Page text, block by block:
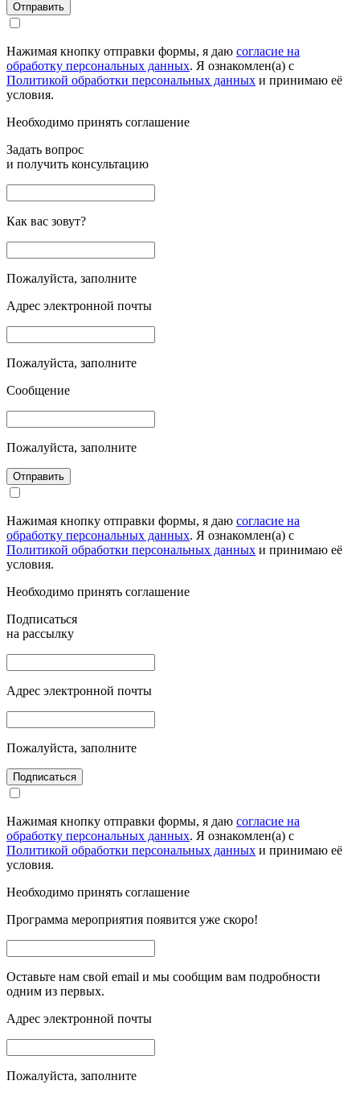
Отправить
Нажимая кнопку отправки формы, я даю согласие на
обработку персональных данных. Я ознакомлен(а) с
Политикой обработки персональных данных и принимаю её
условия.
Необходимо принять соглашение
Задать вопрос
и получить консультацию
Как вас зовут?
Пожалуйста, заполните
Адрес электронной почты
Пожалуйста, заполните
Сообщение
Пожалуйста, заполните
Отправить
Нажимая кнопку отправки формы, я даю согласие на
обработку персональных данных. Я ознакомлен(а) с
Политикой обработки персональных данных и принимаю её
условия.
Необходимо принять соглашение
Подписаться
на рассылку
Адрес электронной почты
Пожалуйста, заполните
Подписаться
Нажимая кнопку отправки формы, я даю согласие на
обработку персональных данных. Я ознакомлен(а) с
Политикой обработки персональных данных и принимаю её
условия.
Необходимо принять соглашение
Программа мероприятия появится уже скоро!
Оставьте нам свой email и мы сообщим вам подробности
одним из первых.
Адрес электронной почты
Пожалуйста, заполните